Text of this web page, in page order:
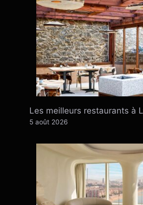
Les meilleurs restaurants à
5 août 2026